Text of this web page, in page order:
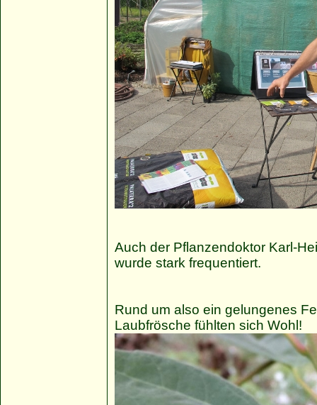
Auch der Pflanzendoktor Karl-
wurde stark frequentiert.
Rund um also ein gelungenes
Laubfrösche fühlten sich Wohl!